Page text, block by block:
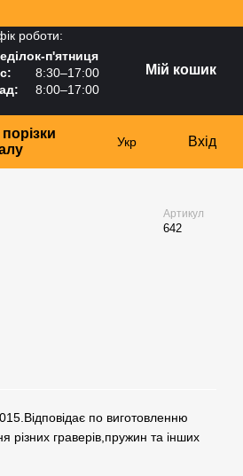
роботи:
п'ятниця
8:30–17:00
8:00–17:00
Мій кошик
Укр Вхід
Артикул
642
по виготовленню
граверів,пружин та інших